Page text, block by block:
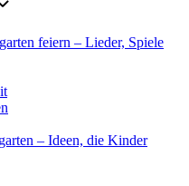
feiern – Lieder, Spiele
– Ideen, die Kinder